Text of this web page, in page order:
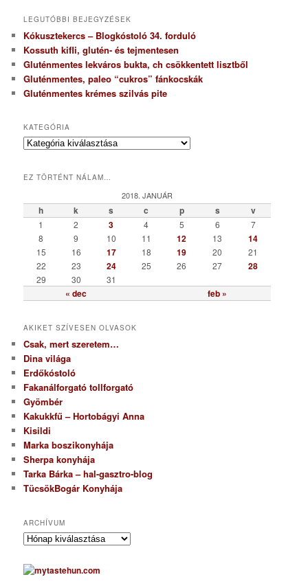
LEGUTÓBBI BEJEGYZÉSEK
Kókusztekercs – Blogkóstoló 34. forduló
Kossuth kifli, glutén- és tejmentesen
Gluténmentes lekváros bukta, ch csökkentett lisztből
Gluténmentes, paleo “cukros” fánkocskák
Gluténmentes krémes szilvás pite
KATEGÓRIA
K
e
r
EZ TÖRTÉNT NÁLAM…
2018. JANUÁR
h k s c p s v
« dec feb »
1 2 3 4 5 6
7
8
9 10 11 12 13 14
15 16 17 18 19 20
21
22
23 24 25 26 27 28
29 30 31
AKIKET SZÍVESEN OLVASOK
Csak, mert szeretem…
Dina világa
Erdőkóstoló
Fakanálforgató tollforgató
Gyömbér
Kakukkfű – Hortobágyi Anna
Kisildi
Marka boszikonyhája
Sherpa konyhája
Tarka Bárka – hal-gasztro-blog
TücsökBogár Konyhája
ARCHÍVUM
A
c
h